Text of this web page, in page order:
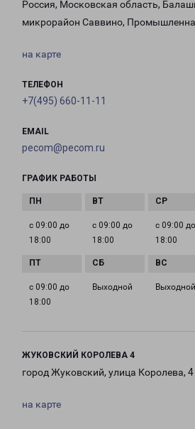
Россия, Московская область,
микрорайон Саввино,
на карте
ТЕЛЕФОН
+7(495) 660-11-11
EMAIL
pecom@pecom.ru
ГРАФИК РАБОТЫ
с 09:00 до
18:00
с 09:00 до
18:00
с 09:00 до
18:00
с 09:00 до
18:00
Выходной Выходной
ЖУКОВСКИЙ КОРОЛЕВА 4
город Жуковский, улица Королева, 4
на карте